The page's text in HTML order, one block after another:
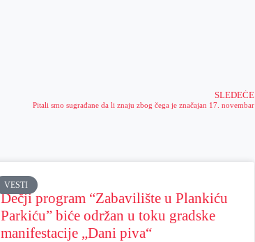
SLEDEĆE
Pitali smo sugrađane da li znaju zbog čega je značajan 17. novembar
VESTI
Dečji program “Zabavilište u Plankiću
Parkiću” biće održan u toku gradske
manifestacije „Dani piva“